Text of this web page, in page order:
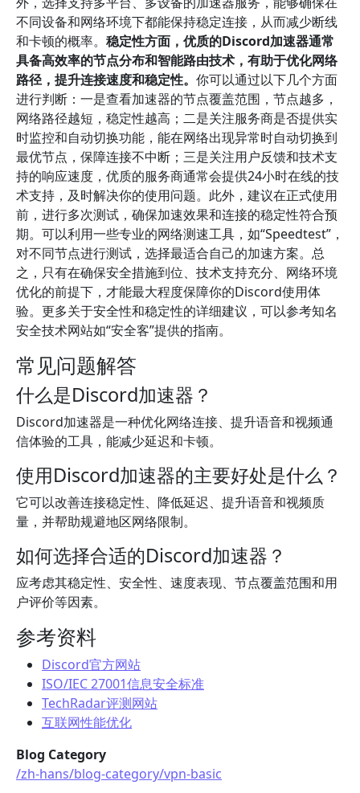
不同设备和网络环境下都能保持稳定连接，从而减少断线
和卡顿的概率。 稳定性方面，优质的Discord加速器通常
具备高效率的节点分布和智能路由技术，有助于优化网络
路径，提升连接速度和稳定性。 你可以通过以下几个方面
进行判断：一是查看加速器的节点覆盖范围，节点越多，
网络路径越短，稳定性越高；二是关注服务商是否提供实
时监控和自动切换功能，能在网络出现异常时自动切换到
最优节点，保障连接不中断；三是关注用户反馈和技术支
持的响应速度，优质的服务商通常会提供24小时在线的技
术支持，及时解决你的使用问题。此外，建议在正式使用
前，进行多次测试，确保加速效果和连接的稳定性符合预
期。可以利用一些专业的网络测速工具，如“Speedtest”，
对不同节点进行测试，选择最适合自己的加速方案。总
之，只有在确保安全措施到位、技术支持充分、网络环境
优化的前提下，才能最大程度保障你的Discord使用体
验。更多关于安全性和稳定性的详细建议，可以参考知名
安全技术网站如“安全客”提供的指南。
常见问题解答
什么是Discord加速器？
Discord加速器是一种优化网络连接、提升语音和视频通
信体验的工具，能减少延迟和卡顿。
使用Discord加速器的主要好处是什么？
它可以改善连接稳定性、降低延迟、提升语音和视频质
量，并帮助规避地区网络限制。
如何选择合适的Discord加速器？
应考虑其稳定性、安全性、速度表现、节点覆盖范围和用
户评价等因素。
参考资料
Discord官方网站
ISO/IEC 27001信息安全标准
TechRadar评测网站
互联网性能优化
Blog Category
/zh-hans/blog-category/vpn-basic